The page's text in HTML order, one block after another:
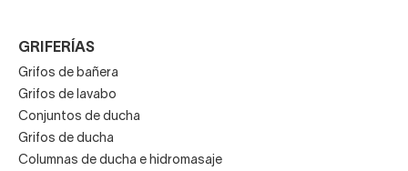
GRIFERÍAS
Grifos de bañera
Grifos de lavabo
Conjuntos de ducha
Grifos de ducha
Columnas de ducha e hidromasaje